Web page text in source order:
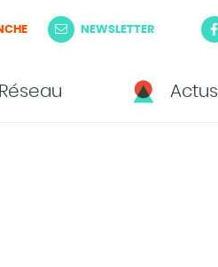
NEWSLETTER
Réseau Actus